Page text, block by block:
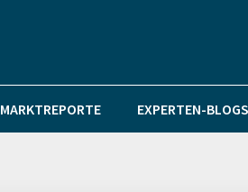
MARKTREPORTE EXPERTEN-BLOGS